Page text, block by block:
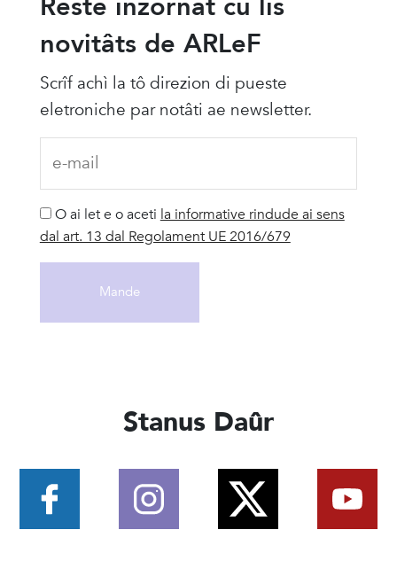
novitâts de ARLeF
Scrîf achì la tô direzion di pueste
eletroniche par notâti ae newsletter.
O ai let e o aceti la informative rindude ai sens
dal art. 13 dal Regolament UE 2016/679
Stanus Daûr